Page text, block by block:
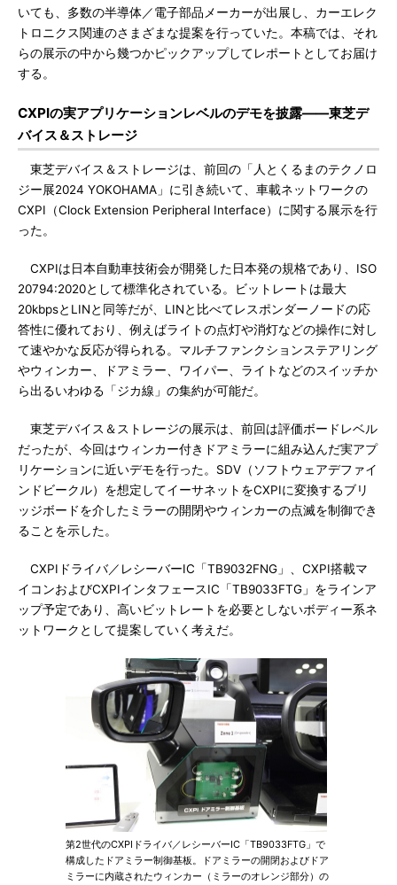
いても、多数の半導体／電子部品メーカーが出展し、カーエレク
トロニクス関連のさまざまな提案を行っていた。本稿では、それ
らの展示の中から幾つかピックアップしてレポートとしてお届け
する。
CXPIの実アプリケーションレベルのデモを披露――東芝デ
バイス＆ストレージ
東芝デバイス＆ストレージは、前回の「人とくるまのテクノロ
ジー展2024 YOKOHAMA」に引き続いて、車載ネットワークの
CXPI（Clock Extension Peripheral Interface）に関する展示を行
った。
CXPIは日本自動車技術会が開発した日本発の規格であり、ISO
20794:2020として標準化されている。ビットレートは最大
20kbpsとLINと同等だが、LINと比べてレスポンダーノードの応
答性に優れており、例えばライトの点灯や消灯などの操作に対し
て速やかな反応が得られる。マルチファンクションステアリング
やウィンカー、ドアミラー、ワイパー、ライトなどのスイッチか
ら出るいわゆる「ジカ線」の集約が可能だ。
東芝デバイス＆ストレージの展示は、前回は評価ボードレベル
だったが、今回はウィンカー付きドアミラーに組み込んだ実アプ
リケーションに近いデモを行った。SDV（ソフトウェアデファイ
ンドビークル）を想定してイーサネットをCXPIに変換するブリ
ッジボードを介したミラーの開閉やウィンカーの点滅を制御でき
ることを示した。
CXPIドライバ／レシーバーIC「TB9032FNG」、CXPI搭載マ
イコンおよびCXPIインタフェースIC「TB9033FTG」をラインア
ップ予定であり、高いビットレートを必要としないボディー系ネ
ットワークとして提案していく考えだ。
第2世代のCXPIドライバ／レシーバーIC「TB9033FTG」で
構成したドアミラー制御基板。ドアミラーの開閉およびドア
ミラーに内蔵されたウィンカー（ミラーのオレンジ部分）の